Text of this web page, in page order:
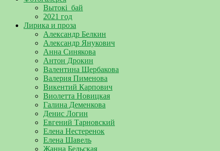
Вытокі_бай
2021 год
Лирика и проза
Александр Белкин
Александр Янукович
Анна Синякова
Антон Дрокин
Валентина Щербакова
Валерия Пименова
Викентий Карпович
Виолетта Новицкая
Галина Деменкова
Денис Логин
Евгений Тарновский
Елена Нестеренок
Елена Шавель
Жанна Бельская